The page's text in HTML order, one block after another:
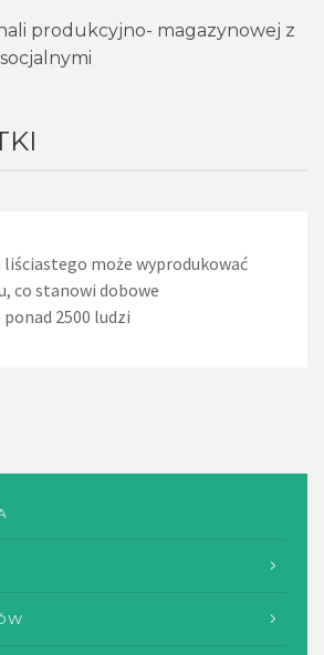
produkcyjno- magazynowej z
może wyprodukować
co stanowi dobowe
2500 ludzi
lekko kapiący kran powoduje, że w
około 36 litrów wody. Nieszczelna
wyciek w ciągu dnia około 720